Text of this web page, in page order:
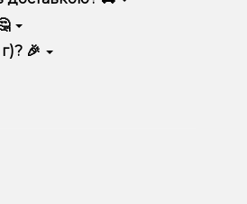
та тип чаші, якщо
🎉